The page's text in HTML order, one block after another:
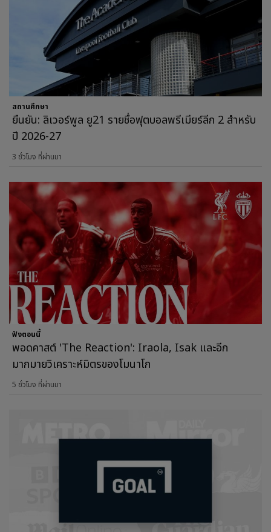
สถานศึกษา
ยืนยัน: ลิเวอร์พูล ยู21 รายชื่อฟุตบอลพรีเมียร์ลีก 2 สำหรับ
ปี 2026-27
3 ชั่วโมง ที่ผ่านมา
ฟังตอนนี้
พอดคาสต์ 'The Reaction': Iraola, Isak และอีก
มากมายวิเคราะห์มิตรของโมนาโก
5 ชั่วโมง ที่ผ่านมา